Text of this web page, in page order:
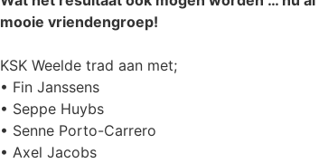
mooie vriendengroep!
KSK Weelde trad aan met;
• Fin Janssens
• Seppe Huybs
• Senne Porto-Carrero
• Axel Jacobs